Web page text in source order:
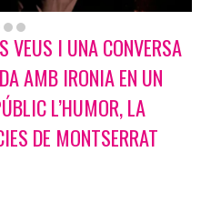
Molins
VEUS I UNA CONVERSA
AMB IRONIA EN UN
L’HUMOR, LA
DE MONTSERRAT